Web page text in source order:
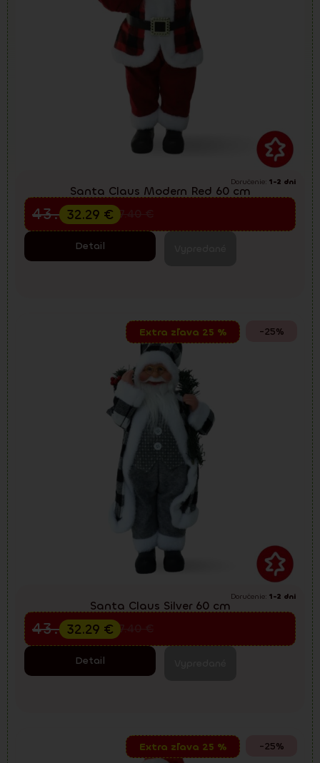
Doručenie: 1-2 dni
Santa Claus Modern Red 60 cm
Predvianočný výpredaj
57.40
43.05€
32.29 €
Detail
-25%
Extra zľava 25 %
Doručenie: 1-2 dni
Santa Claus Silver 60 cm
Predvianočný výpredaj
57.40
43.05€
32.29 €
Detail
-25%
Extra zľava 25 %